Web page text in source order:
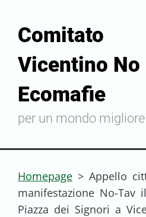
Comitato
Vicentino No
Ecomafie
per un mondo migliore
Homepage > Appello
manifestazione No-Tav
Piazza dei Signori a